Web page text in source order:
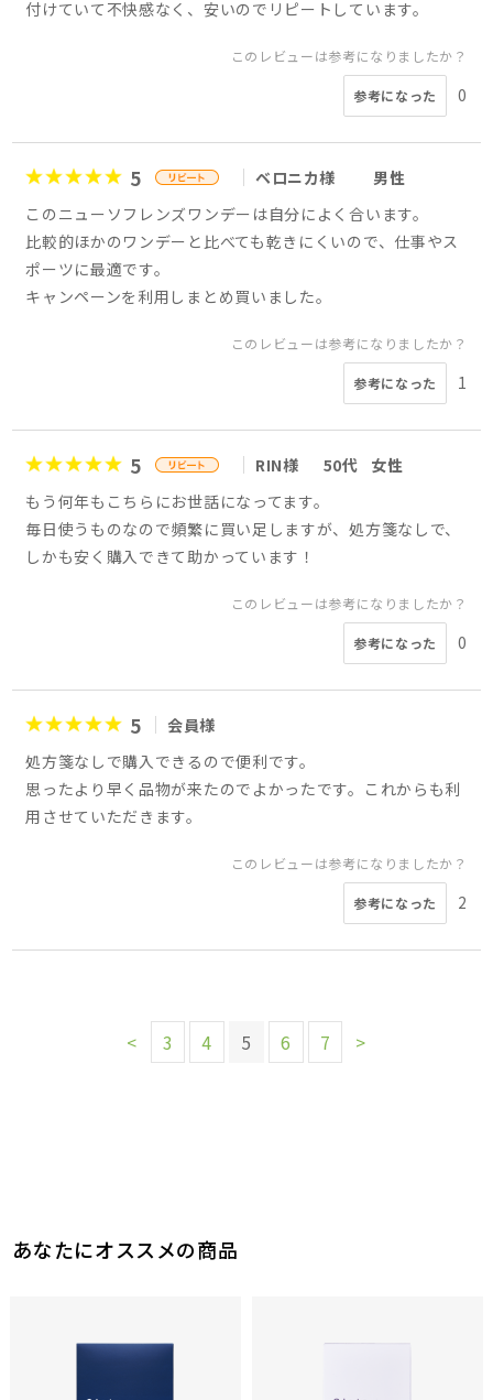
付けていて不快感なく、安いのでリピートしています。
このレビューは参考になりましたか？
参考になった 0
5 ベロニカ様
男性
このニューソフレンズワンデーは自分によく合います。
比較的ほかのワンデーと比べても乾きにくいので、仕事やス
ポーツに最適です。
キャンペーンを利用しまとめ買いました。
このレビューは参考になりましたか？
参考になった 1
5 RIN様 50代
女性
もう何年もこちらにお世話になってます。
毎日使うものなので頻繁に買い足しますが、処方箋なしで、
しかも安く購入できて助かっています！
このレビューは参考になりましたか？
参考になった 0
5
会員様
処方箋なしで購入できるので便利です。
思ったより早く品物が来たのでよかったです。これからも利
用させていただきます。
このレビューは参考になりましたか？
参考になった 2
< 3 4 5 6 7 >
あなたにオススメの商品